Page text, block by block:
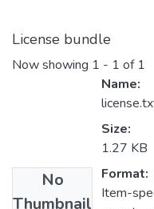
License bundle
Now showing 1 - 1 of 1
No
Thumbnail
Name:
Size:
1.27 KB
Format:
Item-